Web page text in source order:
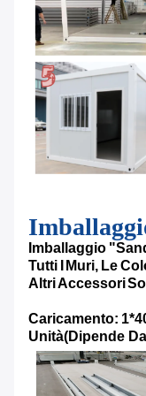
Imballaggio
Tutti I Muri, Le
Altri Accessori
Caricamento:
Unità(Dipende